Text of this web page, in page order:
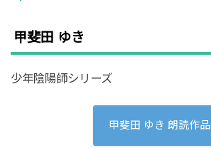
甲斐田 ゆき
少年陰陽師シリーズ
甲斐田 ゆき 朗読作品